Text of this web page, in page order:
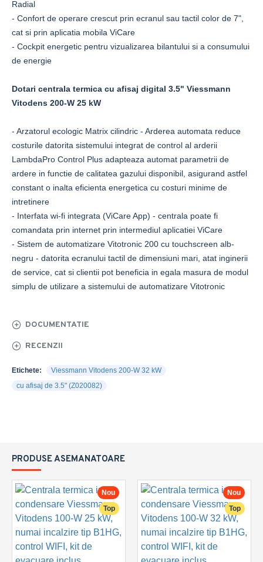
Radial
- Confort de operare crescut prin ecranul sau tactil color de 7",
cat si prin aplicatia mobila ViCare
- Cockpit energetic pentru vizualizarea bilantului si a consumului
de energie
Dotari centrala termica cu afisaj digital 3.5" Viessmann
Vitodens 200-W 25 kW
- Arzatorul ecologic Matrix cilindric - Arderea automata reduce
costurile datorita sistemului integrat de control al arderii
LambdaPro Control Plus adapteaza automat parametrii de
ardere in functie de calitatea gazului disponibil, asigurand astfel
constant o inalta eficienta energetica cu costuri minime de
intretinere
- Interfata wi-fi integrata (ViCare App) - centrala poate fi
comandata prin internet prin intermediul aplicatiei ViCare
- Sistem de automatizare Vitotronic 200 cu touchscreen alb-
negru - datorita ecranului tactil de dimensiuni mari, atat inginerii
de service, cat si clientii pot beneficia in egala masura de modul
simplu de utilizare a sistemului de automatizare Vitotronic
DOCUMENTATIE
RECENZII
Etichete:
Viessmann Vitodens 200-W 32 kW
cu afisaj de 3.5" (Z020082)
PRODUSE ASEMANATOARE
Nou
Top
Nou
Top